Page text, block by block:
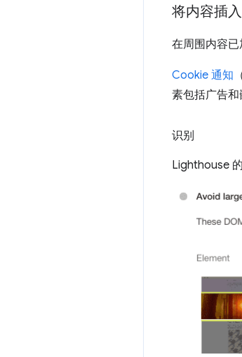
将内容插
在周围内容
Cookie 通知
素包括广告和
识别
Lighthouse